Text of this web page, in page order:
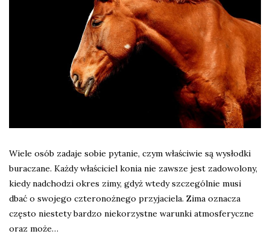
Wiele osób zadaje sobie pytanie, czym właściwie są wysłodki
buraczane. Każdy właściciel konia nie zawsze jest zadowolony,
kiedy nadchodzi okres zimy, gdyż wtedy szczególnie musi
dbać o swojego czteronożnego przyjaciela. Zima oznacza
często niestety bardzo niekorzystne warunki atmosferyczne
oraz może…